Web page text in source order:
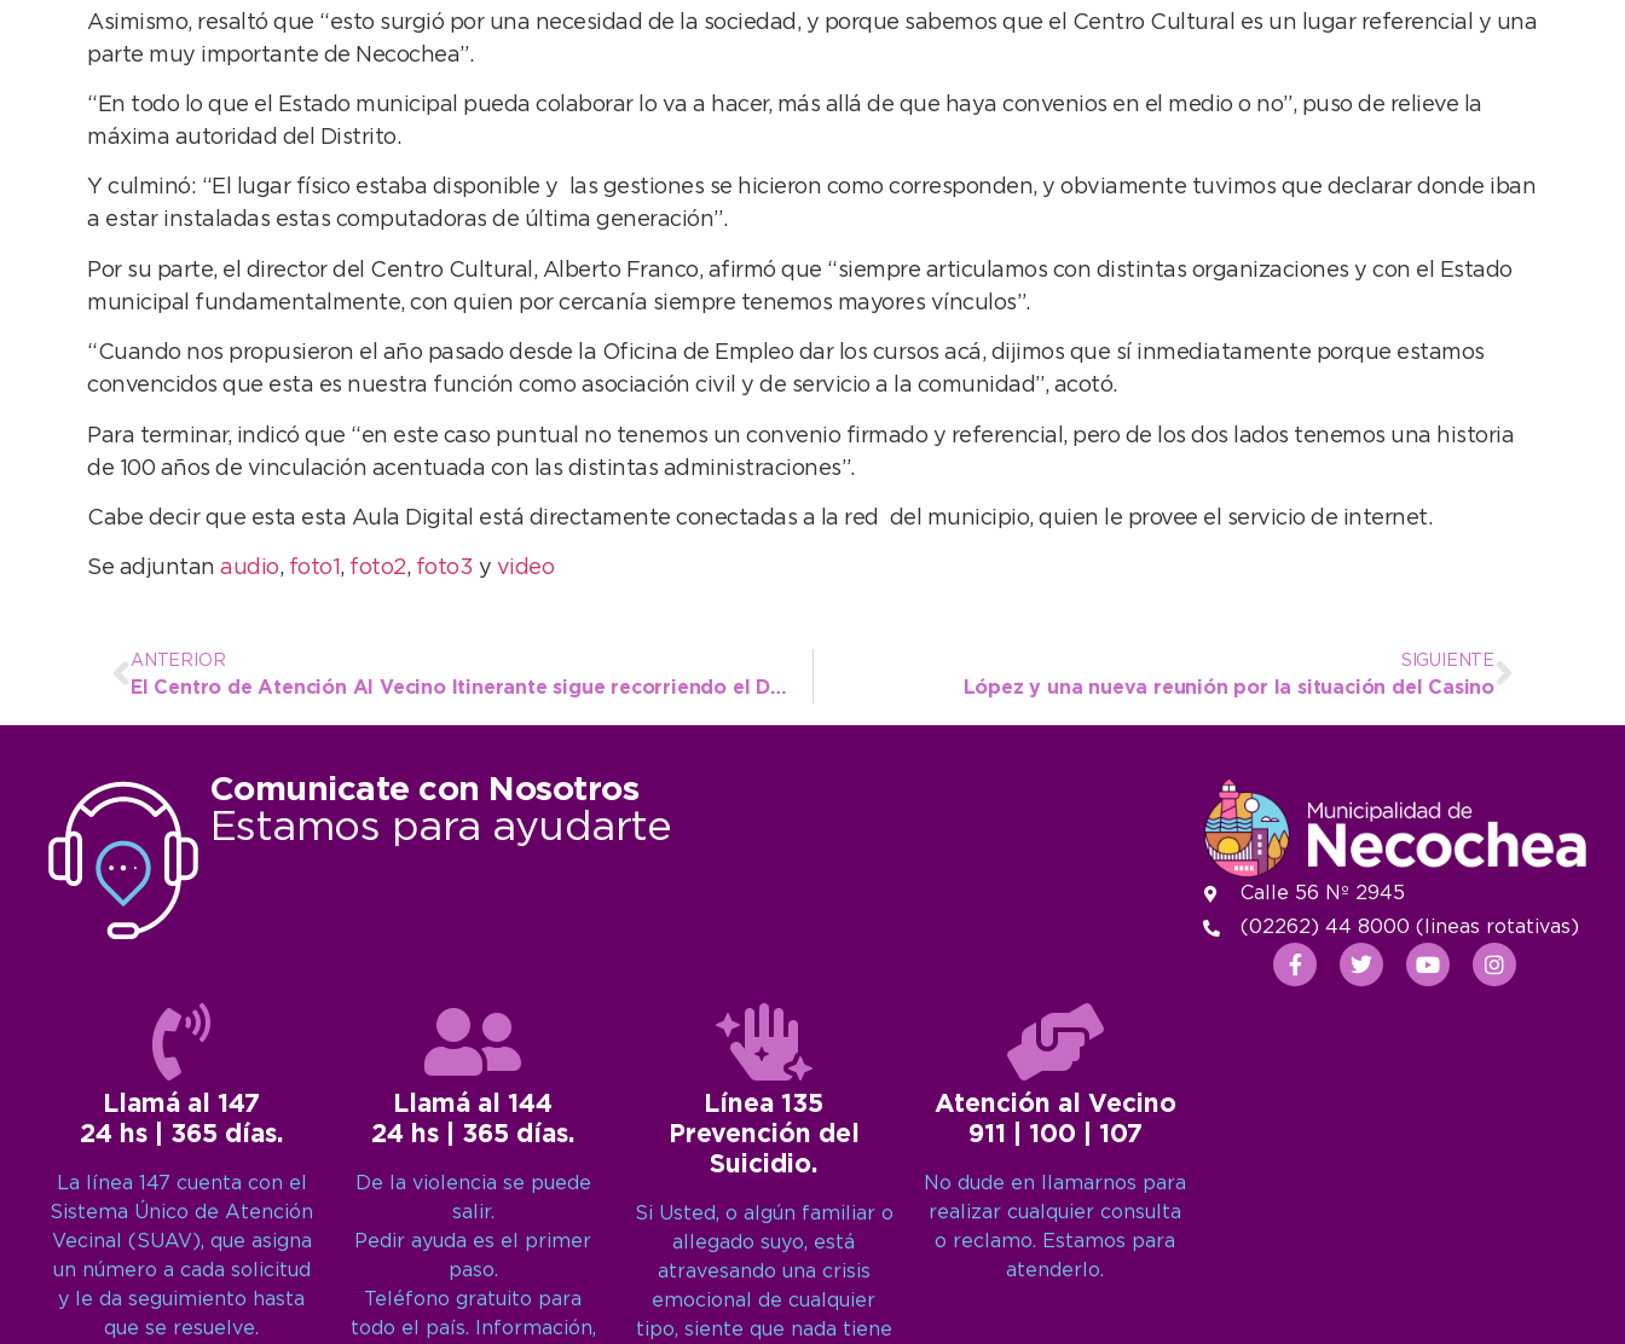
Asimismo, resaltó que “esto surgió por una necesidad de la sociedad, y porque sabemos que el Centro Cultural es un lugar referencial y una
parte muy importante de Necochea”.
“En todo lo que el Estado municipal pueda colaborar lo va a hacer, más allá de que haya convenios en el medio o no”, puso de relieve la
máxima autoridad del Distrito.
Y culminó: “El lugar físico estaba disponible y las gestiones se hicieron como corresponden, y obviamente tuvimos que declarar donde iban
a estar instaladas estas computadoras de última generación”.
Por su parte, el director del Centro Cultural, Alberto Franco, afirmó que “siempre articulamos con distintas organizaciones y con el Estado
municipal fundamentalmente, con quien por cercanía siempre tenemos mayores vínculos”.
“Cuando nos propusieron el año pasado desde la Oficina de Empleo dar los cursos acá, dijimos que sí inmediatamente porque estamos
convencidos que esta es nuestra función como asociación civil y de servicio a la comunidad”, acotó.
Para terminar, indicó que “en este caso puntual no tenemos un convenio firmado y referencial, pero de los dos lados tenemos una historia
de 100 años de vinculación acentuada con las distintas administraciones”.
Cabe decir que esta esta Aula Digital está directamente conectadas a la red del municipio, quien le provee el servicio de internet.
Se adjuntan audio, foto1 , foto2, foto3 y video
ANTERIOR
El Centro de Atención Al Vecino Itinerante sigue recorriendo el Distrito
SIGUIENTE
López y una nueva reunión por la situación del Casino
Comunicate con Nosotros
Estamos para ayudarte
Llamá al 147
24 hs | 365 días.
La línea 147 cuenta con el
Sistema Único de Atención
Vecinal (SUAV), que asigna
un número a cada solicitud
y le da seguimiento hasta
que se resuelve.
Llamá al 144
24 hs | 365 días.
De la violencia se puede
salir.
Pedir ayuda es el primer
paso.
Teléfono gratuito para
todo el país. Información,
Línea 135
Prevención del
Suicidio.
Si Usted, o algún familiar o
allegado suyo, está
atravesando una crisis
emocional de cualquier
tipo, siente que nada tiene
Atención al Vecino
911 | 100 | 107
No dude en llamarnos para
realizar cualquier consulta
o reclamo. Estamos para
atenderlo.
Calle 56 Nº 2945
(02262) 44 8000 (lineas rotativas)